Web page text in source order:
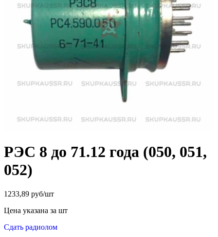
РЭС 8 до 71.12 года (050, 051,
052)
1233,89 руб/шт
Цена указана за шт
Сдать радиолом